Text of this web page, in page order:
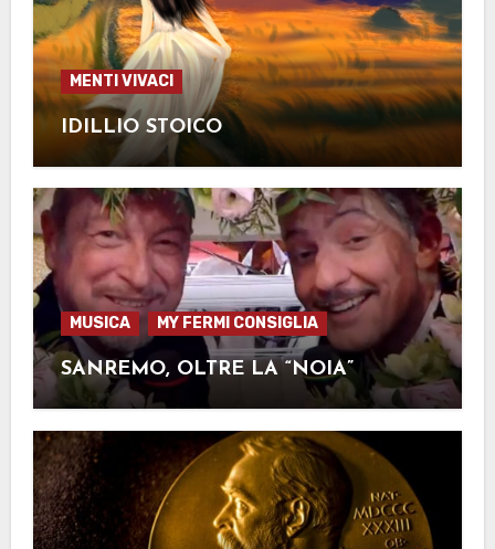
MENTI VIVACI
IDILLIO STOICO
MUSICA MY FERMI CONSIGLIA
SANREMO, OLTRE LA “NOIA”